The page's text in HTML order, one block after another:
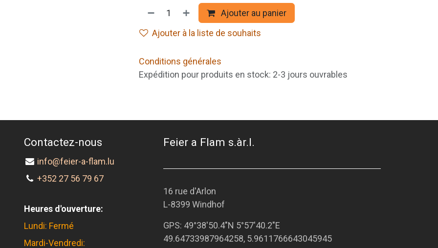
Ajouter au panier
Ajouter à la liste de souhaits
Conditions générales
Expédition pour produits en stock: 2-3 jours ouvrables
Contactez-nous
info@feier-a-flam.lu
+352 27 56 79 67
Heures d'ouverture:
Lundi: Fermé
Mardi-Vendredi:
Feier a Flam s.àr.l.
16 rue d'Arlon
L-8399 Windhof
GPS: 49°38'50.4"N 5°57'40.2"E
49.64733987964258, 5.9611766643045945